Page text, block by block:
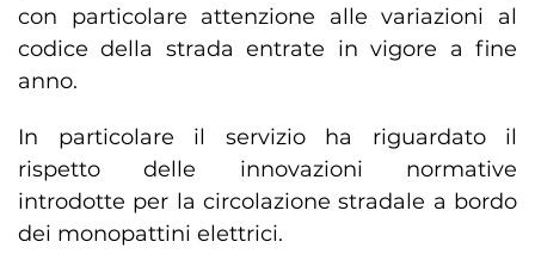
con particolare attenzione alle variazioni al
codice della strada entrate in vigore a fine
anno.
In particolare il servizio ha riguardato il
rispetto delle innovazioni normative
introdotte per la circolazione stradale a bordo
dei monopattini elettrici.